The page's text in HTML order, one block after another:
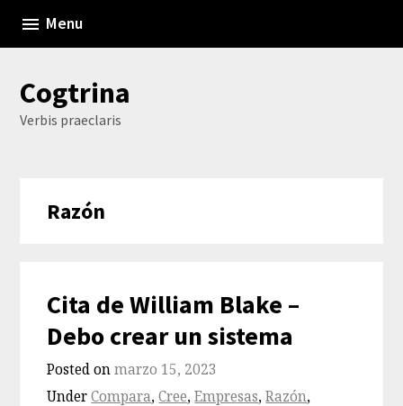
content
Menu
Cogtrina
Verbis praeclaris
Razón
Cita de William Blake –
Debo crear un sistema
Posted onmarzo 15, 2023
UnderCompara,Cree,Empresas,Razón,